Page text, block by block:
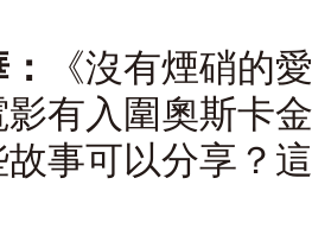
《沒有煙硝的
有入圍奧斯卡
事可以分享？